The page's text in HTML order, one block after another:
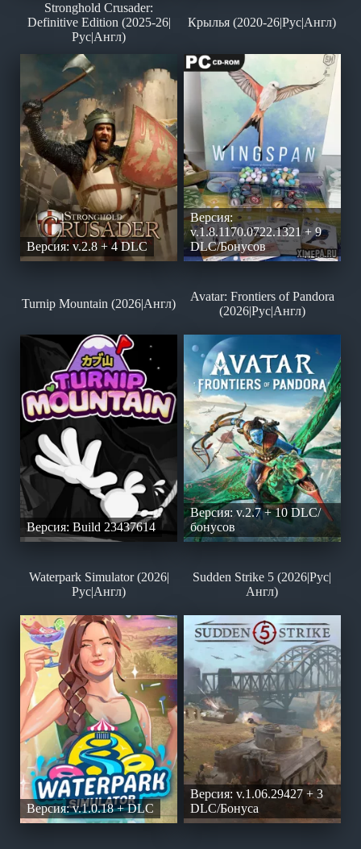
Stronghold Crusader:
Definitive Edition (2025-26|
Рус|Англ)
Версия: v.2.8 + 4 DLC
Крылья (2020-26|Рус|Англ)
Версия:
v.1.8.1170.0722.1321 + 9
DLC/Бонусов
Turnip Mountain (2026|Англ)
Версия: Build 23437614
Avatar: Frontiers of Pandora
(2026|Рус|Англ)
Версия: v.2.7 + 10 DLC/
бонусов
Waterpark Simulator (2026|
Рус|Англ)
Версия: v.1.0.18 + DLC
Sudden Strike 5 (2026|Рус|
Англ)
Версия: v.1.06.29427 + 3
DLC/Бонуса